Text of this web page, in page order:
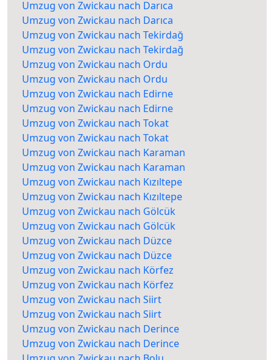
Umzug von Zwickau nach Darıca
Umzug von Zwickau nach Darıca
Umzug von Zwickau nach Tekirdağ
Umzug von Zwickau nach Tekirdağ
Umzug von Zwickau nach Ordu
Umzug von Zwickau nach Ordu
Umzug von Zwickau nach Edirne
Umzug von Zwickau nach Edirne
Umzug von Zwickau nach Tokat
Umzug von Zwickau nach Tokat
Umzug von Zwickau nach Karaman
Umzug von Zwickau nach Karaman
Umzug von Zwickau nach Kızıltepe
Umzug von Zwickau nach Kızıltepe
Umzug von Zwickau nach Gölcük
Umzug von Zwickau nach Gölcük
Umzug von Zwickau nach Düzce
Umzug von Zwickau nach Düzce
Umzug von Zwickau nach Körfez
Umzug von Zwickau nach Körfez
Umzug von Zwickau nach Siirt
Umzug von Zwickau nach Siirt
Umzug von Zwickau nach Derince
Umzug von Zwickau nach Derince